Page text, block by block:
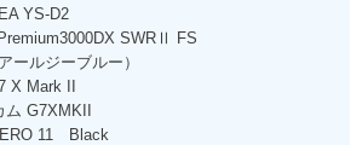
YS-D2
SWRⅡ FS
ールジーブルー）
X Mark II
ム G7XMKII
11 Black